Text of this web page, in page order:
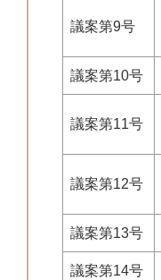
議案第9号
議案第10号
議案第11号
議案第12号
議案第13号
議案第14号